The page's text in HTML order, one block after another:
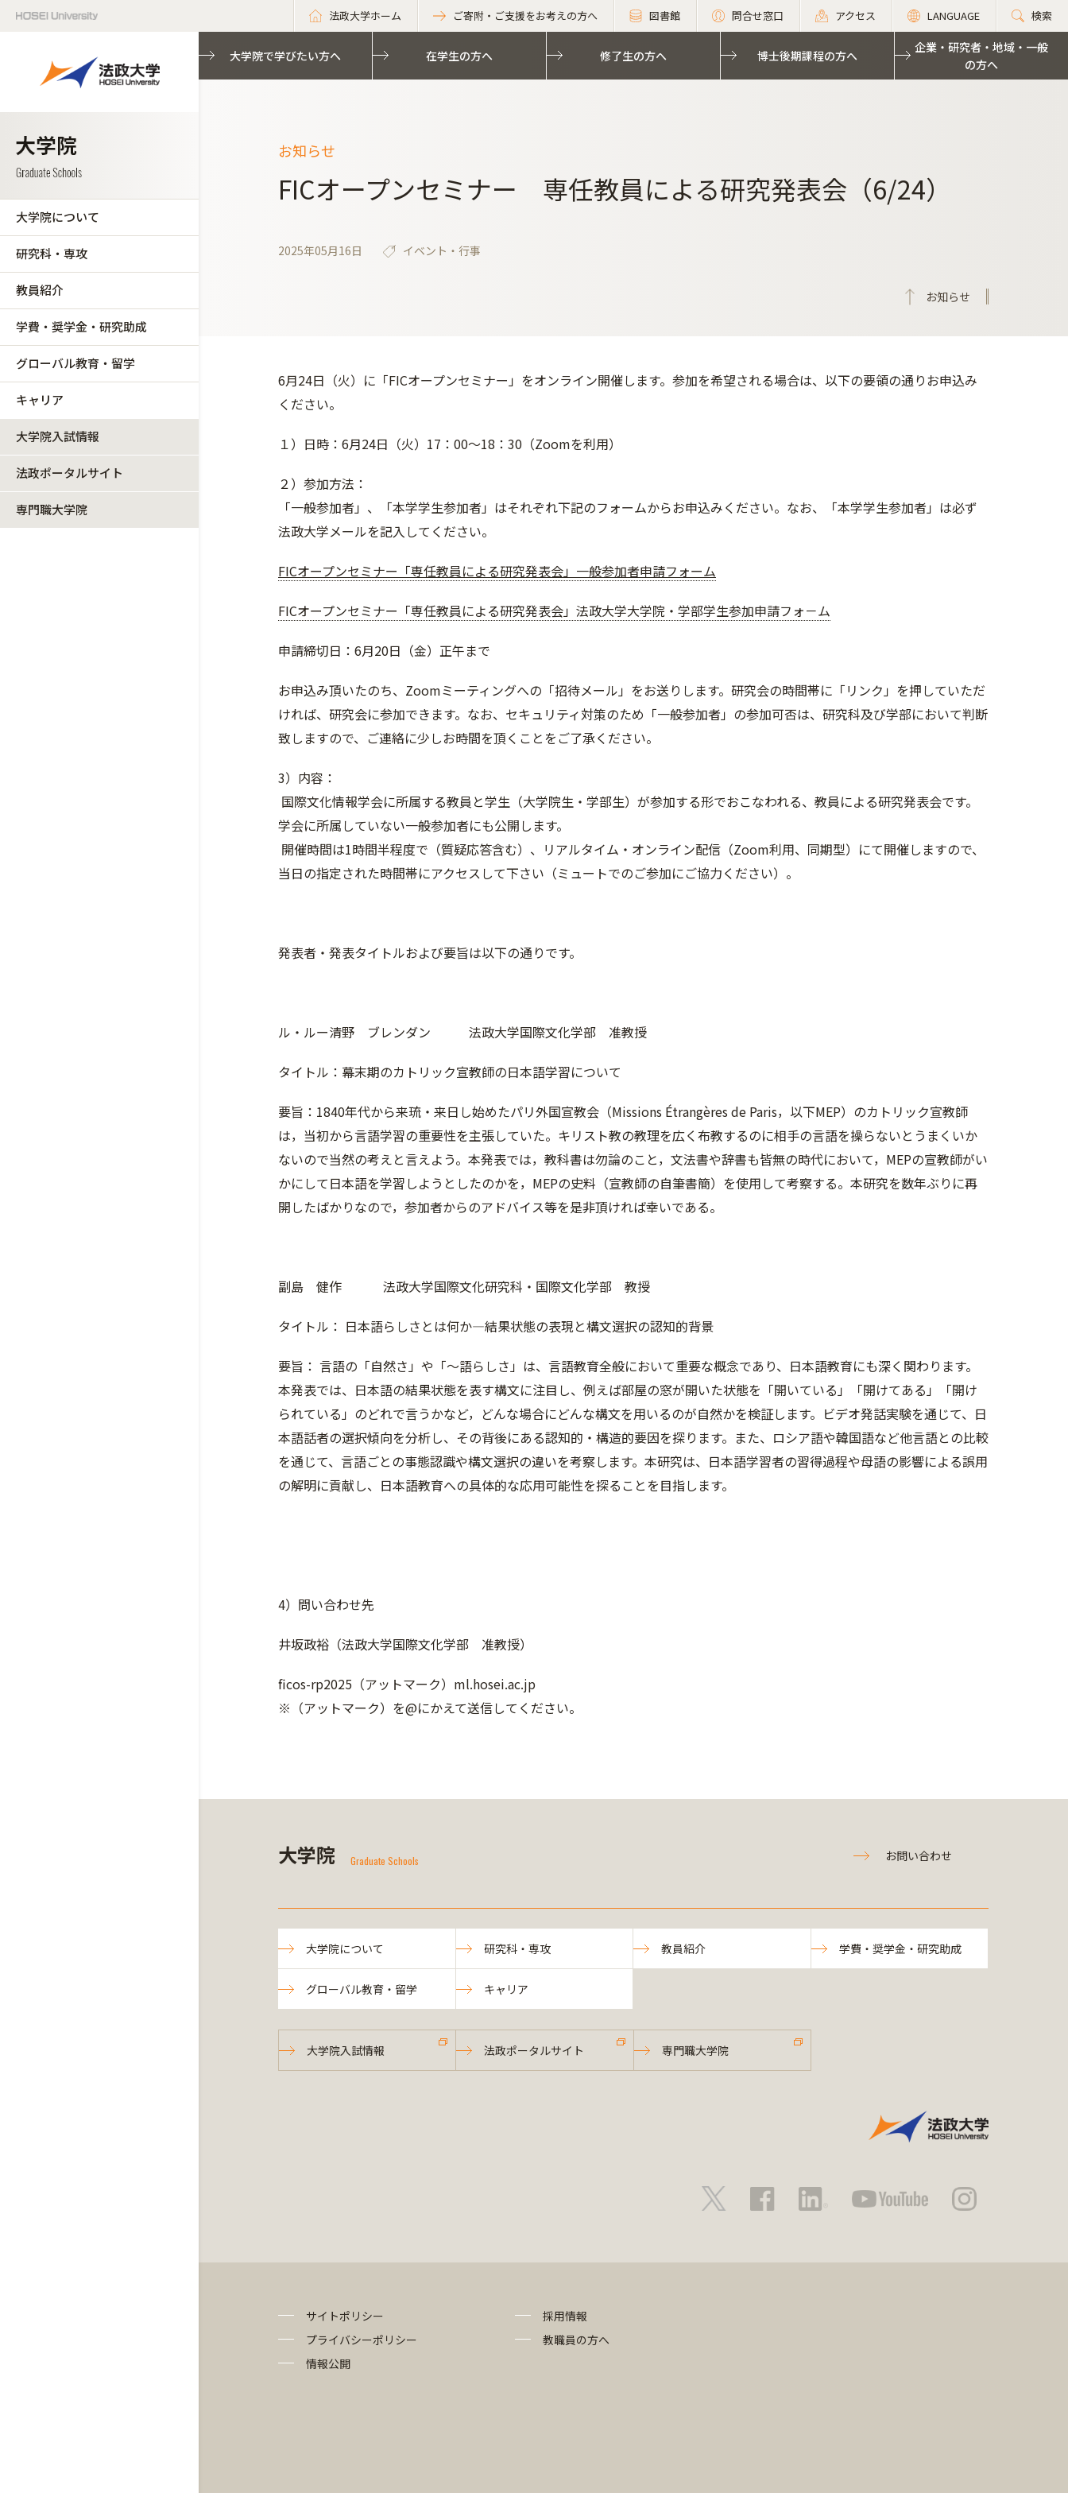
法政大学ホーム ご寄附・ご支援をお考えの方へ 図書館 問合せ窓口 アクセス LANGUAGE 検索
大学院について
研究科・専攻
教員紹介
学費・奨学金・研究助成
グローバル教育・留学
キャリア
大学院入試情報
法政ポータルサイト
専門職大学院
大学院で学びたい方へ 在学生の方へ 修了生の方へ 博士後期課程の方へ
企業・研究者・地域・一般
の方へ
お知らせ
FICオープンセミナー 専任教員による研究発表会（6/24）
2025年05月16日 イベント・行事
お知らせ
6月24日（火）に「FICオープンセミナー」をオンライン開催します。参加を希望される場合は、以下の要領の通りお申込み
ください。
１）日時：6月24日（火）17：00～18：30（Zoomを利用）
２）参加方法：
「一般参加者」、「本学学生参加者」はそれぞれ下記のフォームからお申込みください。なお、「本学学生参加者」は必ず
法政大学メールを記入してください。
FICオープンセミナー「専任教員による研究発表会」一般参加者申請フォーム
FICオープンセミナー「専任教員による研究発表会」法政大学大学院・学部学生参加申請フォ－ム
申請締切日：6月20日（金）正午まで
お申込み頂いたのち、Zoomミーティングへの「招待メール」をお送りします。研究会の時間帯に「リンク」を押していただ
ければ、研究会に参加できます。なお、セキュリティ対策のため「一般参加者」の参加可否は、研究科及び学部において判断
致しますので、ご連絡に少しお時間を頂くことをご了承ください。
3）内容：
国際文化情報学会に所属する教員と学生（大学院生・学部生）が参加する形でおこなわれる、教員による研究発表会です。
学会に所属していない一般参加者にも公開します。
開催時間は1時間半程度で（質疑応答含む）、リアルタイム・オンライン配信（Zoom利用、同期型）にて開催しますので、
当日の指定された時間帯にアクセスして下さい（ミュートでのご参加にご協力ください）。
発表者・発表タイトルおよび要旨は以下の通りです。
ル・ルー清野 ブレンダン 法政大学国際文化学部 准教授
タイトル：幕末期のカトリック宣教師の日本語学習について
要旨：1840年代から来琉・来日し始めたパリ外国宣教会（Missions Étrangères de Paris，以下MEP）のカトリック宣教師
は，当初から言語学習の重要性を主張していた。キリスト教の教理を広く布教するのに相手の言語を操らないとうまくいか
ないので当然の考えと言えよう。本発表では，教科書は勿論のこと，文法書や辞書も皆無の時代において，MEPの宣教師がい
かにして日本語を学習しようとしたのかを，MEPの史料（宣教師の自筆書簡）を使用して考察する。本研究を数年ぶりに再
開したばかりなので，参加者からのアドバイス等を是非頂ければ幸いである。
副島 健作 法政大学国際文化研究科・国際文化学部 教授
タイトル： 日本語らしさとは何か—結果状態の表現と構文選択の認知的背景
要旨： 言語の「自然さ」や「〜語らしさ」は、言語教育全般において重要な概念であり、日本語教育にも深く関わります。
本発表では、日本語の結果状態を表す構文に注目し、例えば部屋の窓が開いた状態を「開いている」「開けてある」「開け
られている」のどれで言うかなど，どんな場合にどんな構文を用いるのが自然かを検証します。ビデオ発話実験を通じて、日
本語話者の選択傾向を分析し、その背後にある認知的・構造的要因を探ります。また、ロシア語や韓国語など他言語との比較
を通じて、言語ごとの事態認識や構文選択の違いを考察します。本研究は、日本語学習者の習得過程や母語の影響による誤用
の解明に貢献し、日本語教育への具体的な応用可能性を探ることを目指します。
4）問い合わせ先
井坂政裕（法政大学国際文化学部 准教授）
ficos-rp2025（アットマーク）ml.hosei.ac.jp
※（アットマーク）を@にかえて送信してください。
大学院 Graduate Schools お問い合わせ
大学院について 研究科・専攻 教員紹介 学費・奨学金・研究助成
グローバル教育・留学 キャリア
大学院入試情報 法政ポータルサイト 専門職大学院
サイトポリシー
プライバシーポリシー
情報公開
採用情報
教職員の方へ